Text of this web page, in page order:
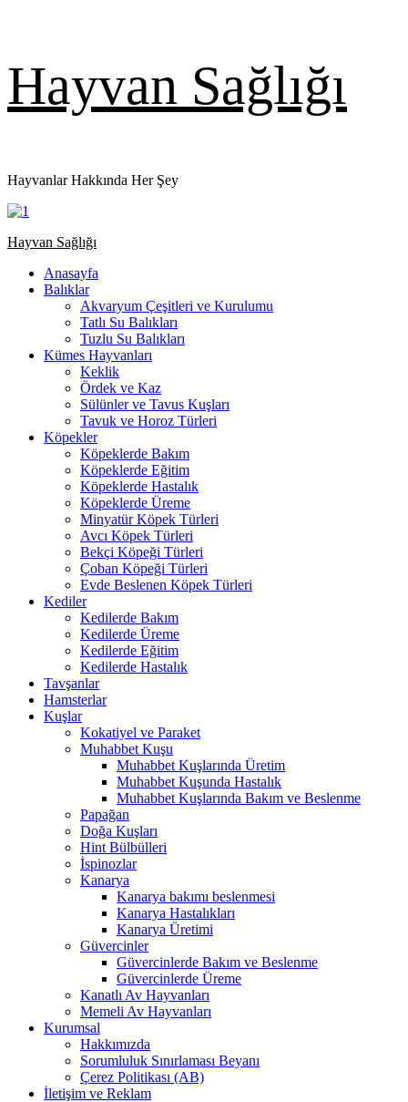
Hayvan Sağlığı
Hayvanlar Hakkında Her Şey
Primary
Hayvan Sağlığı
Anasayfa
Balıklar
Akvaryum Çeşitleri ve Kurulumu
Tatlı Su Balıkları
Tuzlu Su Balıkları
Kümes Hayvanları
Keklik
Ördek ve Kaz
Sülünler ve Tavus Kuşları
Tavuk ve Horoz Türleri
Köpekler
Köpeklerde Bakım
Köpeklerde Eğitim
Köpeklerde Hastalık
Köpeklerde Üreme
Minyatür Köpek Türleri
Avcı Köpek Türleri
Bekçi Köpeği Türleri
Çoban Köpeği Türleri
Evde Beslenen Köpek Türleri
Kediler
Kedilerde Bakım
Kedilerde Üreme
Kedilerde Eğitim
Kedilerde Hastalık
Tavşanlar
Hamsterlar
Kuşlar
Kokatiyel ve Paraket
Muhabbet Kuşu
Muhabbet Kuşlarında Üretim
Muhabbet Kuşunda Hastalık
Muhabbet Kuşlarında Bakım ve Beslenme
Papağan
Doğa Kuşları
Hint Bülbülleri
İspinozlar
Kanarya
Kanarya bakımı beslenmesi
Kanarya Hastalıkları
Kanarya Üretimi
Güvercinler
Güvercinlerde Bakım ve Beslenme
Güvercinlerde Üreme
Kanatlı Av Hayvanları
Memeli Av Hayvanları
Kurumsal
Hakkımızda
Sorumluluk Sınırlaması Beyanı
Çerez Politikası (AB)
İletişim ve Reklam